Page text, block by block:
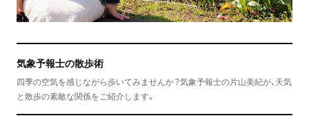
気象予報士の散歩術
四季の空気を感じながら歩いてみませんか？気象予報士の片山美紀が、天気
と散歩の素敵な関係をご紹介します。